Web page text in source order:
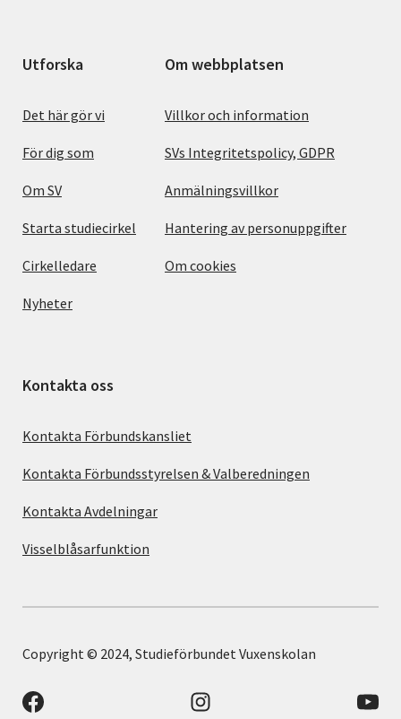
Utforska
Det här gör vi
För dig som
Om SV
Starta studiecirkel
Cirkelledare
Nyheter
Om webbplatsen
Villkor och information
SVs Integritetspolicy, GDPR
Anmälningsvillkor
Hantering av personuppgifter
Om cookies
Kontakta oss
Kontakta Förbundskansliet
Kontakta Förbundsstyrelsen & Valberedningen
Kontakta Avdelningar
Visselblåsarfunktion
Copyright © 2024, Studieförbundet Vuxenskolan